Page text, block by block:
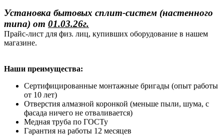
Установка бытовых сплит-систем (настенного
типа) от 01.03.26г.
Прайс-лист для физ. лиц, купивших оборудование в нашем
магазине.
Наши преимущества:
Сертифицированные монтажные бригады (опыт работы
от 10 лет)
Отверстия алмазной коронкой (меньше пыли, шума, с
фасада ничего не отваливается)
Медная труба по ГОСТу
Гарантия на работы 12 месяцев